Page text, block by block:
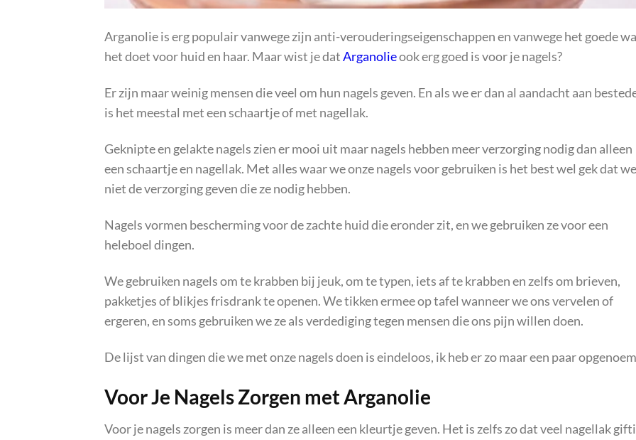
Arganolie is erg populair vanwege zijn anti-verouderingseigenschappen en vanwege het goede
het doet voor huid en haar. Maar wist je datArganolieook erg goed is voor je nagels?
Er zijn maar weinig mensen die veel om hun nagels geven. En als we er dan al aandacht aan
is het meestal met een schaartje of met nagellak.
Geknipte en gelakte nagels zien er mooi uit maar nagels hebben meer verzorging nodig dan alleen
een schaartje en nagellak. Met alles waar we onze nagels voor gebruiken is het best wel gek dat
niet de verzorging geven die ze nodig hebben.
Nagels vormen bescherming voor de zachte huid die eronder zit, en we gebruiken ze voor een
heleboel dingen.
We gebruiken nagels om te krabben bij jeuk, om te typen, iets af te krabben en zelfs om brieven,
pakketjes of blikjes frisdrank te openen. We tikken ermee op tafel wanneer we ons vervelen of
ergeren, en soms gebruiken we ze als verdediging tegen mensen die ons pijn willen doen.
De lijst van dingen die we met onze nagels doen is eindeloos, ik heb er zo maar een paar
Voor Je Nagels Zorgen met Arganolie
Voor je nagels zorgen is meer dan ze alleen een kleurtje geven. Het is zelfs zo dat veel nagellak